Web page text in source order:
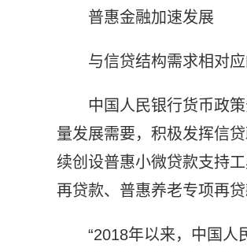
普惠金融加速发展
与信贷结构需求相对
中国人民银行货币政
量发展需要，积极发挥信
续创设普惠小微贷款支持
再贷款、普惠养老专项再
“2018年以来，中国人